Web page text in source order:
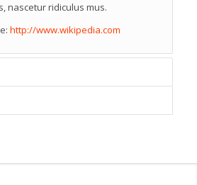
nascetur ridiculus mus.
http://www.wikipedia.com